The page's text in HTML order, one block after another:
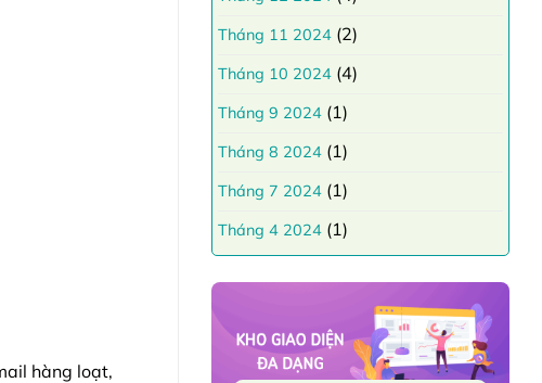
hàng loạt,
Tháng 11 2024 (2)
Tháng 10 2024 (4)
Tháng 9 2024 (1)
Tháng 8 2024 (1)
Tháng 7 2024 (1)
Tháng 4 2024 (1)